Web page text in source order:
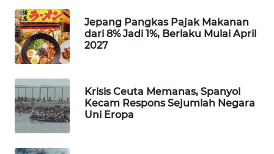
Jepang Pangkas Pajak Makanan
dari 8% Jadi 1%, Berlaku Mulai April
2027
Krisis Ceuta Memanas, Spanyol
Kecam Respons Sejumlah Negara
Uni Eropa
WAHANA
KONSUMEN
WAHANA
WAHANA
TRAVEL
WAHANA